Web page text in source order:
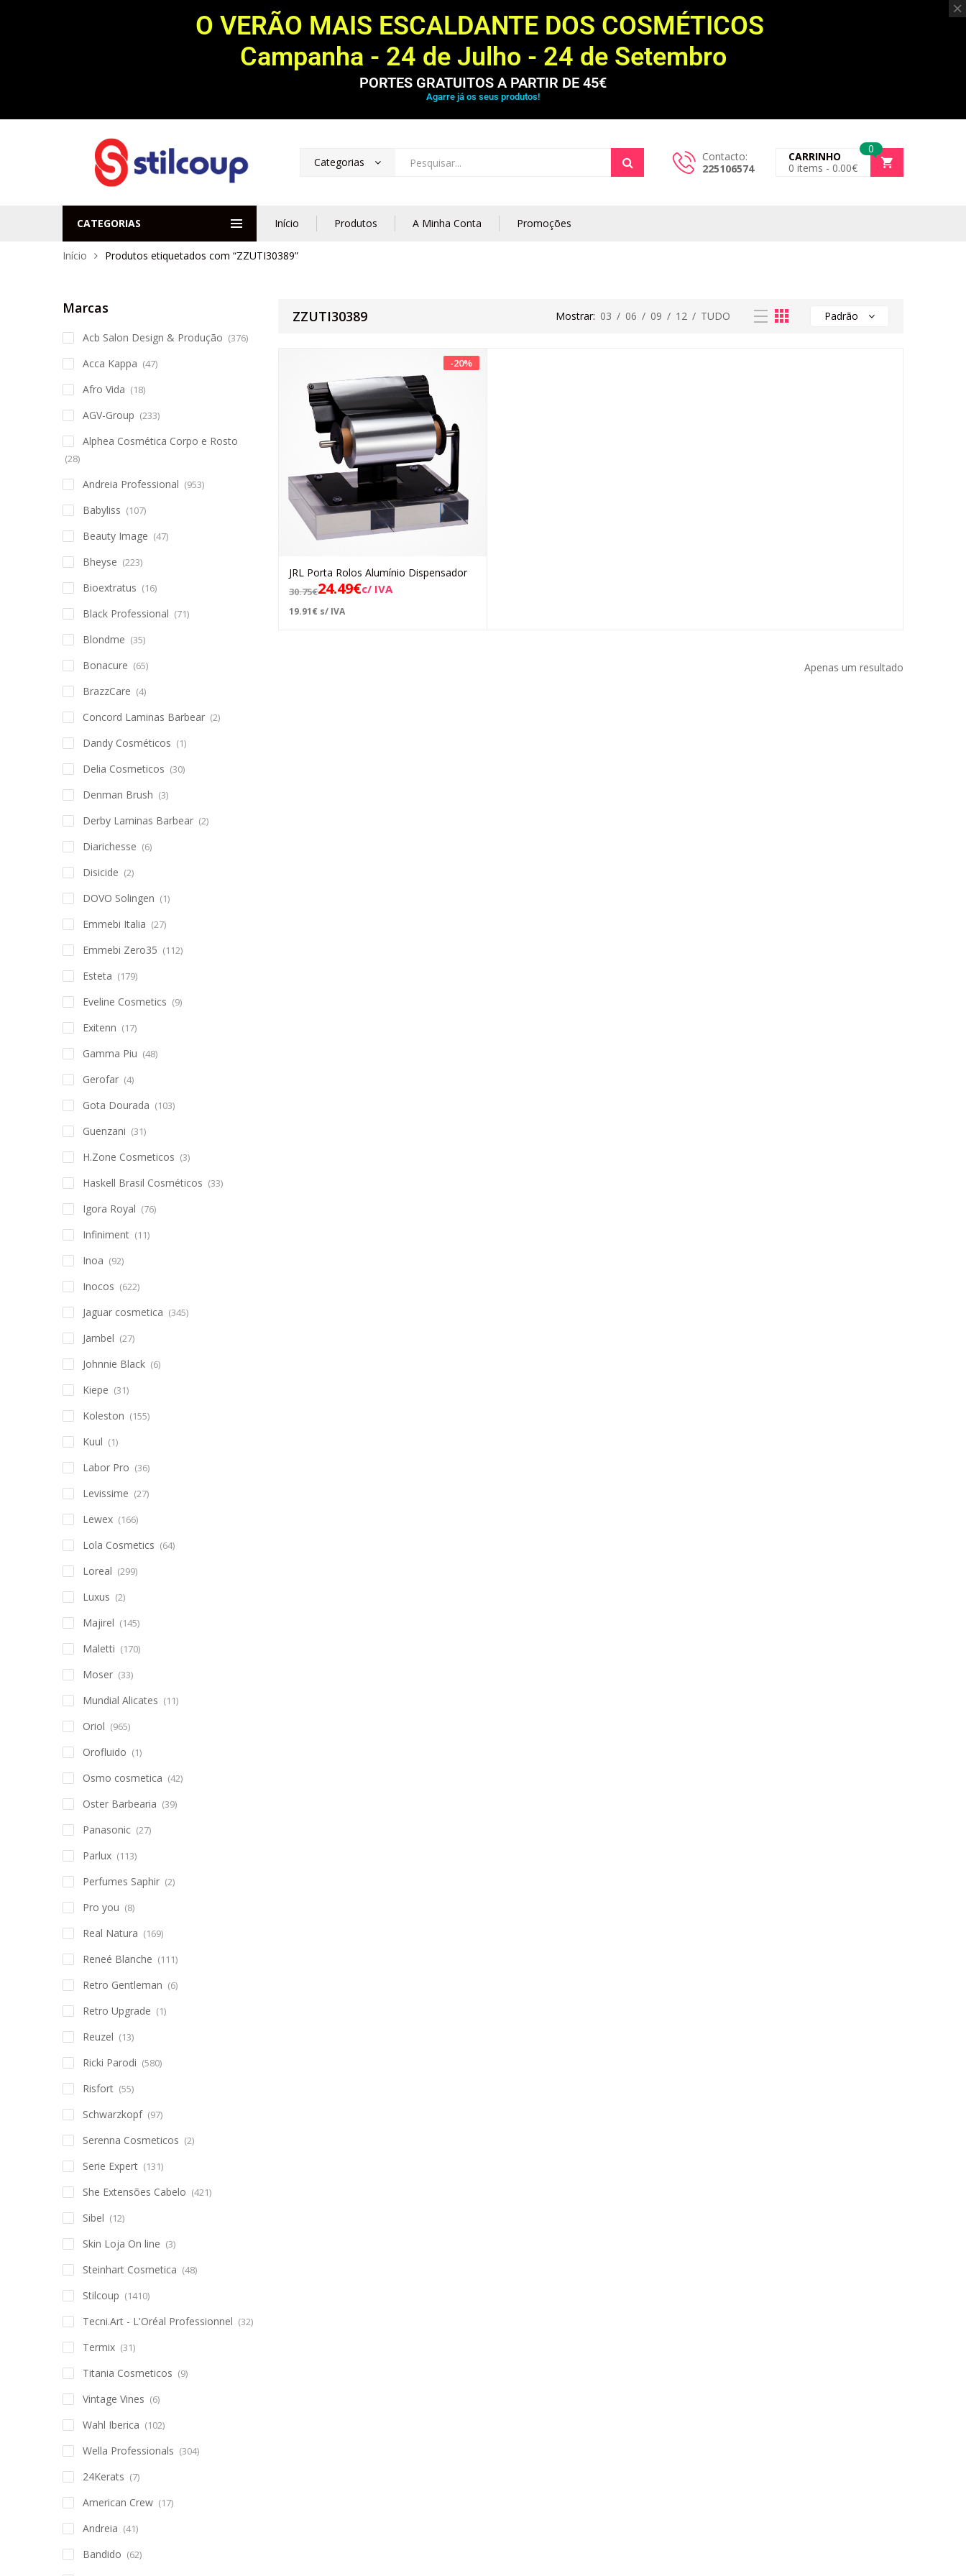
O VERÃO MAIS ESCALDANTE DOS COSMÉTICOS
Campanha - 24 de Julho - 24 de Setembro
PORTES GRATUITOS A PARTIR DE 45€
Agarre já os seus produtos!
Categorias
Contacto:
225106574
0
CARRINHO
0 items - 0.00€
CATEGORIAS Início Produtos A Minha Conta Promoções
Início Produtos etiquetados com “ZZUTI30389”
ZZUTI30389 Mostrar: 03 / 06 / 09 / 12 / TUDO Padrão
-20%
Adicionar
JRL Porta Rolos Alumínio Dispensador
30.75€24.49€c/ IVA
19.91€ s/ IVA
Apenas um resultado
Marcas
Acb Salon Design & Produção (376)
Acca Kappa (47)
Afro Vida (18)
AGV-Group (233)
Alphea Cosmética Corpo e Rosto
(28)
Andreia Professional (953)
Babyliss (107)
Beauty Image (47)
Bheyse (223)
Bioextratus (16)
Black Professional (71)
Blondme (35)
Bonacure (65)
BrazzCare (4)
Concord Laminas Barbear (2)
Dandy Cosméticos (1)
Delia Cosmeticos (30)
Denman Brush (3)
Derby Laminas Barbear (2)
Diarichesse (6)
Disicide (2)
DOVO Solingen (1)
Emmebi Italia (27)
Emmebi Zero35 (112)
Esteta (179)
Eveline Cosmetics (9)
Exitenn (17)
Gamma Piu (48)
Gerofar (4)
Gota Dourada (103)
Guenzani (31)
H.Zone Cosmeticos (3)
Haskell Brasil Cosméticos (33)
Igora Royal (76)
Infiniment (11)
Inoa (92)
Inocos (622)
Jaguar cosmetica (345)
Jambel (27)
Johnnie Black (6)
Kiepe (31)
Koleston (155)
Kuul (1)
Labor Pro (36)
Levissime (27)
Lewex (166)
Lola Cosmetics (64)
Loreal (299)
Luxus (2)
Majirel (145)
Maletti (170)
Moser (33)
Mundial Alicates (11)
Oriol (965)
Orofluido (1)
Osmo cosmetica (42)
Oster Barbearia (39)
Panasonic (27)
Parlux (113)
Perfumes Saphir (2)
Pro you (8)
Real Natura (169)
Reneé Blanche (111)
Retro Gentleman (6)
Retro Upgrade (1)
Reuzel (13)
Ricki Parodi (580)
Risfort (55)
Schwarzkopf (97)
Serenna Cosmeticos (2)
Serie Expert (131)
She Extensões Cabelo (421)
Sibel (12)
Skin Loja On line (3)
Steinhart Cosmetica (48)
Stilcoup (1410)
Tecni.Art - L'Oréal Professionnel (32)
Termix (31)
Titania Cosmeticos (9)
Vintage Vines (6)
Wahl Iberica (102)
Wella Professionals (304)
24Kerats (7)
American Crew (17)
Andreia (41)
Bandido (62)